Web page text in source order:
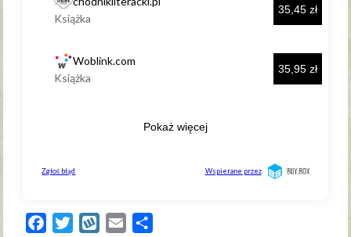
FacebookTwitterWykopEmail